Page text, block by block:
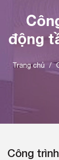
động
Trang chủ /
Công